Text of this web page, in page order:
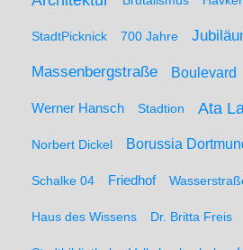
StadtPicknick 700 Jahre
Massenbergstraße Boulevard
Werner Hansch Stadtion Ata
Norbert Dickel Borussia
Schalke 04 Friedhof
Haus des Wissens Dr. Britta Freis